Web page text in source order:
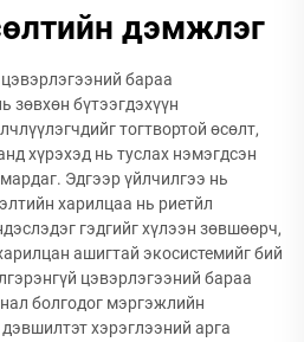
дэмжлэг
бараа
зөвхөн бүтээгдэхүүн
тогтвортой өсөлт,
хүрэхэд нь туслах нэмэгдсэн
Эдгээр үйлчилгээ нь
харилцаа нь риетйл
гэдгийг хүлээн зөвшөөрч,
ашигтай экосистемийг бий
цэвэрлэгээний бараа
болгодог мэргэжлийн
хэрэглээний арга